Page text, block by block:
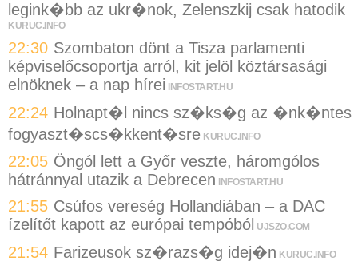
legink�bb az ukr�nok, Zelenszkij csak hatodik
KURUC.INFO
22:30 Szombaton dönt a Tisza parlamenti
képviselőcsoportja arról, kit jelöl köztársasági
elnöknek – a nap hírei INFOSTART.HU
22:24 Holnapt�l nincs sz�ks�g az �nk�ntes
fogyaszt�scs�kkent�sre KURUC.INFO
22:05 Öngól lett a Győr veszte, háromgólos
hátránnyal utazik a Debrecen
INFOSTART.HU
21:55 Csúfos vereség Hollandiában – a DAC
ízelítőt kapott az európai tempóból UJSZO.COM
21:54 Farizeusok sz�razs�g idej�n KURUC.INFO